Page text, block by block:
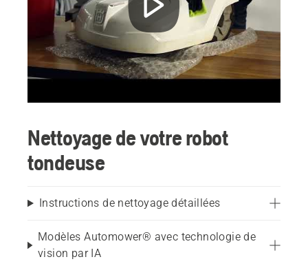
Nettoyage de votre robot
tondeuse
Instructions de nettoyage détaillées
Modèles Automower® avec technologie de
vision par IA